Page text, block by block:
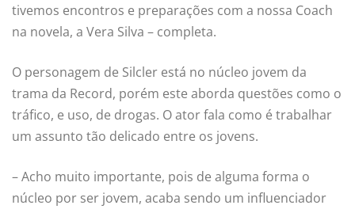
tivemos encontros e preparações com a nossa Coach
na novela, a Vera Silva – completa.
O personagem de Silcler está no núcleo jovem da
trama da Record, porém este aborda questões como o
tráfico, e uso, de drogas. O ator fala como é trabalhar
um assunto tão delicado entre os jovens.
– Acho muito importante, pois de alguma forma o
núcleo por ser jovem, acaba sendo um influenciador